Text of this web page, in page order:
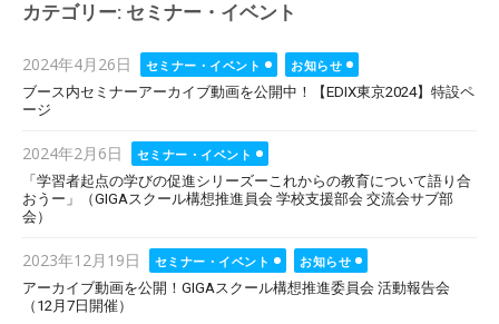
カテゴリー: セミナー・イベント
Posted
on
2024年4月26日 セミナー・イベント
お知らせ
ブース内セミナーアーカイブ動画を公開中！【EDIX東京2024】特設ペ
ージ
Posted
on
2024年2月6日
セミナー・イベント
「学習者起点の学びの促進シリーズーこれからの教育について語り合
おうー」（GIGAスクール構想推進員会 学校支援部会 交流会サブ部
会）
Posted
on
2023年12月19日 セミナー・イベント
お知らせ
アーカイブ動画を公開！GIGAスクール構想推進委員会 活動報告会
（12月7日開催）